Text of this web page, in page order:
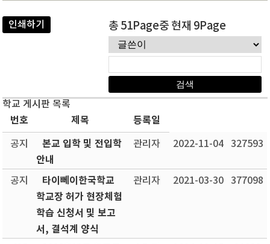
인쇄하기 총 51Page중 현재 9Page
학교 게시판 목록
번호 제목 등록일
공지
본교 입학 및 전입학
안내
관리자 2022-11-04 327593
공지
타이뻬이한국학교
학교장 허가 현장체험
학습 신청서 및 보고
서, 결석계 양식
관리자 2021-03-30 377098